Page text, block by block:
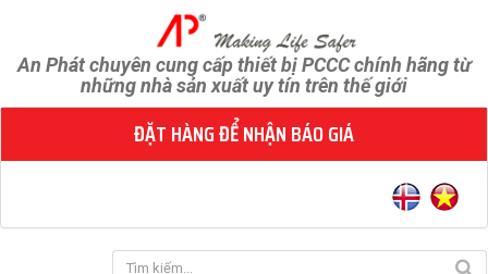
An Phát chuyên cung cấp thiết bị PCCC chính hãng từ
những nhà sản xuất uy tín trên thế giới
ĐẶT HÀNG ĐỂ NHẬN BÁO GIÁ